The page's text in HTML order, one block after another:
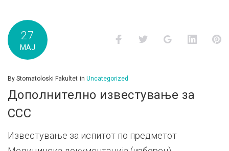
27
МАЈ
FacebookTwitter Google+
By Stomatoloski Fakultet in Uncategorized
Дополнително известување за
ССС
Известување за испитот по предметот